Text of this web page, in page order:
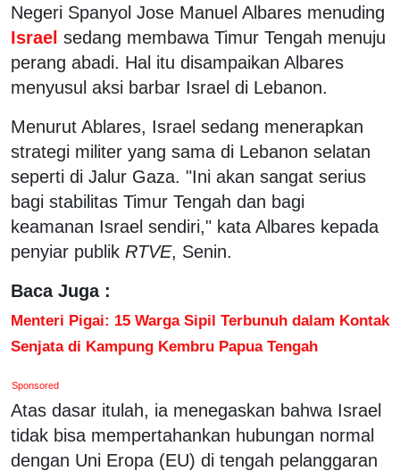
Negeri Spanyol Jose Manuel Albares menuding
Israel sedang membawa Timur Tengah menuju
perang abadi. Hal itu disampaikan Albares
menyusul aksi barbar Israel di Lebanon.
Menurut Ablares, Israel sedang menerapkan
strategi militer yang sama di Lebanon selatan
seperti di Jalur Gaza. "Ini akan sangat serius
bagi stabilitas Timur Tengah dan bagi
keamanan Israel sendiri," kata Albares kepada
penyiar publik RTVE, Senin.
Baca Juga :
Menteri Pigai: 15 Warga Sipil Terbunuh dalam Kontak
Senjata di Kampung Kembru Papua Tengah
Sponsored
Atas dasar itulah, ia menegaskan bahwa Israel
tidak bisa mempertahankan hubungan normal
dengan Uni Eropa (EU) di tengah pelanggaran